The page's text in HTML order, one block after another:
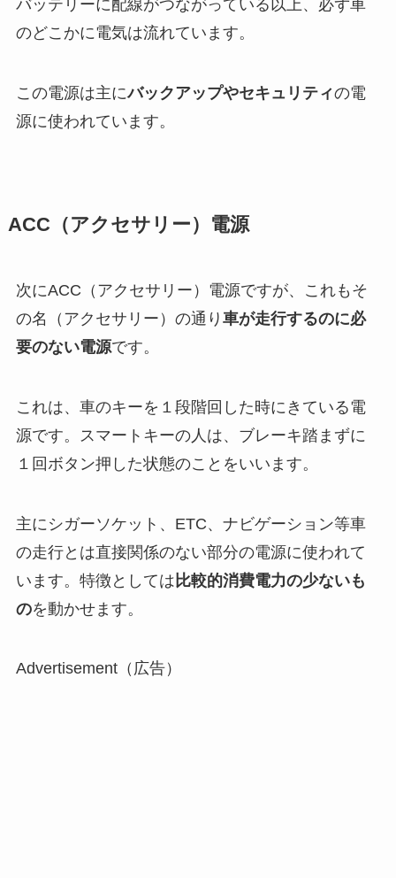
バッテリーに配線がつながっている以上、必ず車
のどこかに電気は流れています。
この電源は主にバックアップやセキュリティの電
源に使われています。
ACC（アクセサリー）電源
次にACC（アクセサリー）電源ですが、これもそ
の名（アクセサリー）の通り 車が走行するのに必
要のない電源です。
これは、車のキーを１段階回した時にきている電
源です。スマートキーの人は、ブレーキ踏まずに
１回ボタン押した状態のことをいいます。
主にシガーソケット、ETC、ナビゲーション等車
の走行とは直接関係のない部分の電源に使われて
います。 特徴としては 比較的消費電力の少ないも
のを動かせます。
Advertisement（広告）